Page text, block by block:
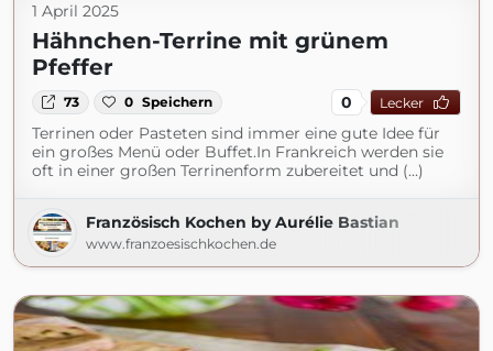
1 April 2025
Hähnchen-Terrine mit grünem
Pfeffer
73 0 Speichern 0 Lecker
Terrinen oder Pasteten sind immer eine gute Idee für
ein großes Menü oder Buffet.In Frankreich werden sie
oft in einer großen Terrinenform zubereitet und (...)
Französisch Kochen by Aurélie Bastian
www.franzoesischkochen.de